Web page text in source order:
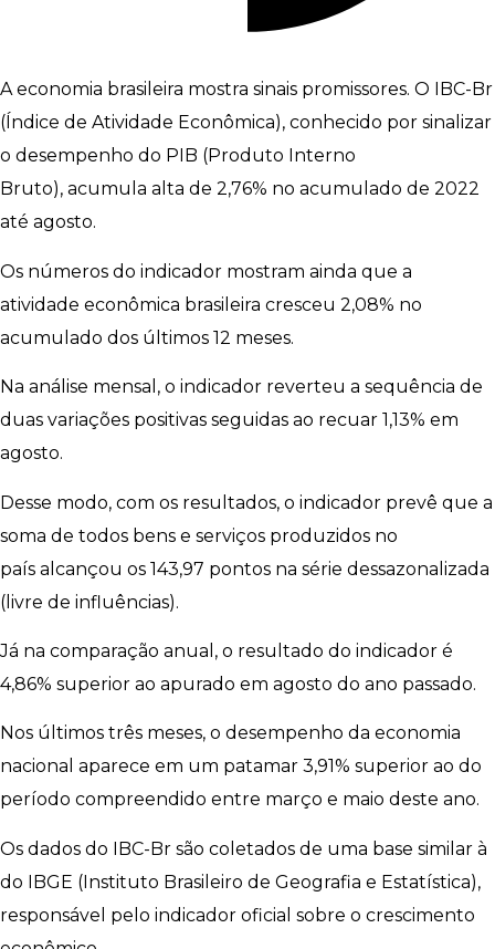
A economia brasileira mostra sinais promissores. O IBC-Br
(Índice de Atividade Econômica), conhecido por sinalizar
o desempenho do PIB (Produto Interno
Bruto), acumula alta de 2,76% no acumulado de 2022
até agosto.
Os números do indicador mostram ainda que a
atividade econômica brasileira cresceu 2,08% no
acumulado dos últimos 12 meses.
Na análise mensal, o indicador reverteu a sequência de
duas variações positivas seguidas ao recuar 1,13% em
agosto.
Desse modo, com os resultados, o indicador prevê que a
soma de todos bens e serviços produzidos no
país alcançou os 143,97 pontos na série dessazonalizada
(livre de influências).
Já na comparação anual, o resultado do indicador é
4,86% superior ao apurado em agosto do ano passado.
Nos últimos três meses, o desempenho da economia
nacional aparece em um patamar 3,91% superior ao do
período compreendido entre março e maio deste ano.
Os dados do IBC-Br são coletados de uma base similar à
do IBGE (Instituto Brasileiro de Geografia e Estatística),
responsável pelo indicador oficial sobre o crescimento